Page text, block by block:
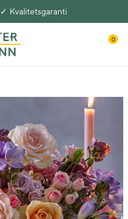
Kvalitetsgaranti
0